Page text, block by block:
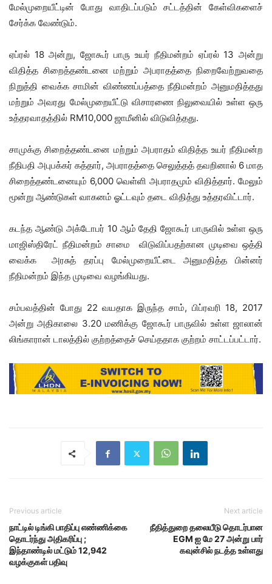
மேல்முறையீட்டின் போது வாதிடப்படும் சட்டத்தின் கேள்விகளைச்
சேர்க்க வேண்டும்.
ஏப்ரல் 18 அன்று, ஜோகூர் பாரு உயர் நீதிமன்றம் ஏப்ரல் 13 அன்று
விதித்த சிறைத்தண்டனை மற்றும் அபராதத்தை நிறைவேற்றுவதை
நிறுத்தி வைக்க சாமின் விண்ணப்பத்தை நீதிமன்றம் அனுமதித்தது
மற்றும் அவரது மேல்முறையீட்டு விசாரணை நிலுவையில் உள்ள ஒரு
உத்தரவாதத்தில் RM10,000 ஜாமீனில் விடுவித்தது.
சாமுக்கு சிறைத்தண்டனை மற்றும் அபராதம் விதித்த உயர் நீதிமன்ற
நீதிபதி அபுபக்கர் கத்தார், அபராதத்தை செலுத்தத் தவறினால் 6 மாத
சிறைத்தண்டனையும் 6,000 வெள்ளி அபராதமும் விதித்தார். மேலும்
மூன்று ஆண்டுகள் வாகனம் ஓட்டவும் தடை விதித்து உத்தரவிட்டார்.
கடந்த ஆண்டு அக்டோபர் 10 ஆம் தேதி ஜோகூர் பாருவில் உள்ள ஒரு
மாஜிஸ்திரேட் நீதிமன்றம் சாமை விடுவிப்பதற்கான முடிவை ஒத்தி
வைக்க அரசுத் தரப்பு மேல்முறையீட்டை அனுமதித்த பின்னர்
நீதிமன்றம் இந்த முடிவை வழங்கியது.
சம்பவத்தின் போது 22 வயதாக இருந்த சாம், பிப்ரவரி 18, 2017
அன்று அதிகாலை 3.20 மணிக்கு ஜோகூர் பாருவில் உள்ள ஜாலான்
லிங்காரான் டாலத்தில் குற்றத்தைச் செய்ததாக குற்றம் சாட்டப்பட்டார்.
Previous article
நாட்டில் டிங்கி பாதிப்பு எண்ணிக்கை
தொடர்ந்து அதிகரிப்பு ;
இந்தாண்டில் மட்டும் 12,942
வழக்குகள் பதிவு
Next article
நீதித்துறை தலையீடு தொடர்பான
EGM ஐ மே 27 அன்று பார்
கவுன்சில் நடத்த உள்ளது